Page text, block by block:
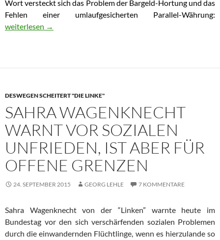
Wort versteckt sich das Problem der Bargeld-Hortung und das
Fehlen einer umlaufgesicherten Parallel-Währung:
Liquiditätsmangel erwürgt griechische Wirtschaft
weiterlesen →
DESWEGEN SCHEITERT "DIE LINKE"
SAHRA WAGENKNECHT
WARNT VOR SOZIALEN
UNFRIEDEN, IST ABER FÜR
OFFENE GRENZEN
24. SEPTEMBER 2015 GEORG LEHLE 7 KOMMENTARE
Sahra Wagenknecht von der “Linken” warnte heute im
Bundestag vor den sich verschärfenden sozialen Problemen
durch die einwandernden Flüchtlinge, wenn es hierzulande so